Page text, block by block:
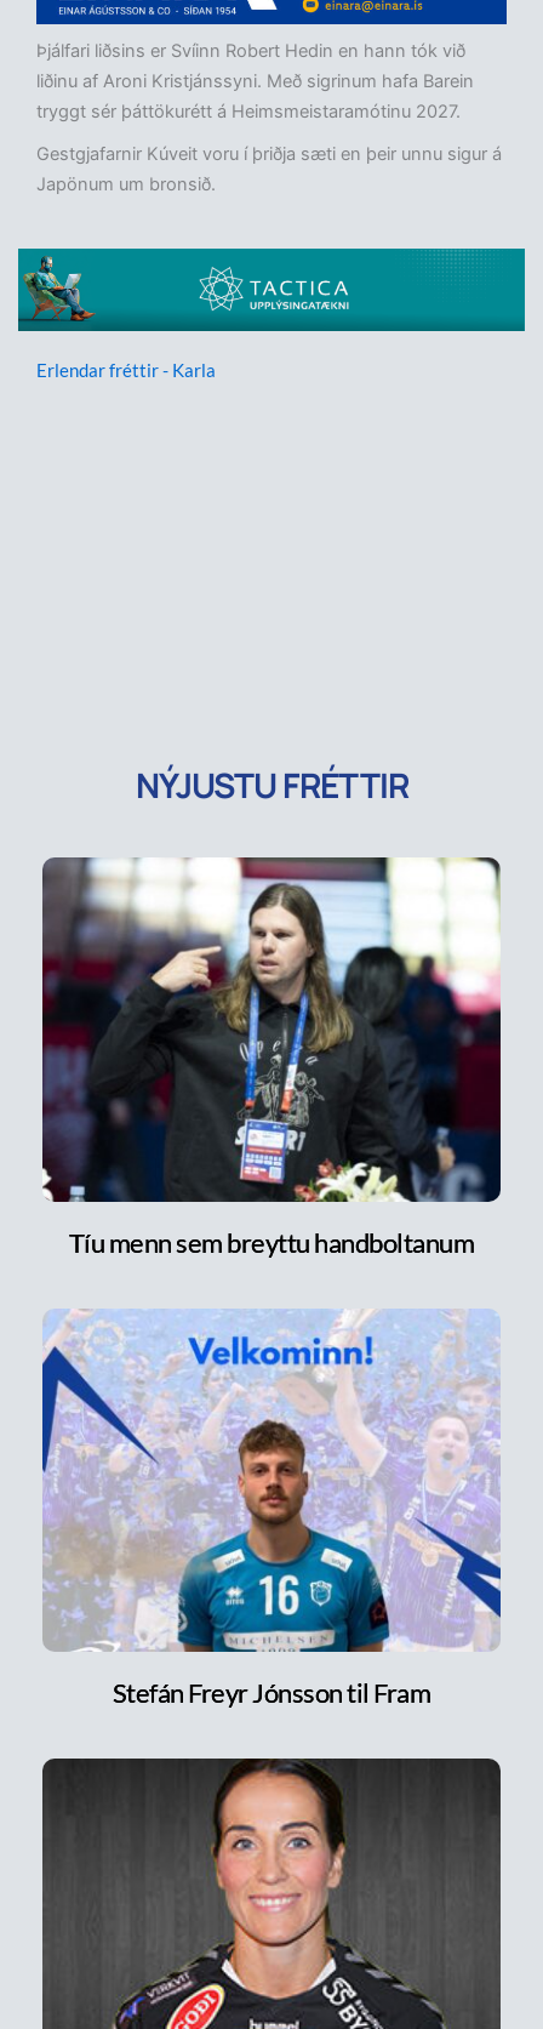
Þjálfari liðsins er Svíinn Robert Hedin en hann tók við
liðinu af Aroni Kristjánssyni. Með sigrinum hafa Barein
tryggt sér þáttökurétt á Heimsmeistaramótinu 2027.
Gestgjafarnir Kúveit voru í þriðja sæti en þeir unnu sigur á
Japönum um bronsið.
Erlendar fréttir - Karla
NÝJUSTU FRÉTTIR
Tíu menn sem breyttu handboltanum
Stefán Freyr Jónsson til Fram